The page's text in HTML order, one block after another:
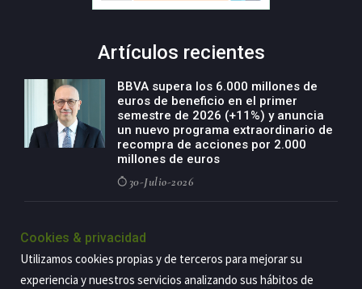
Artículos recientes
BBVA supera los 6.000 millones de
euros de beneficio en el primer
semestre de 2026 (+11%) y anuncia
un nuevo programa extraordinario de
recompra de acciones por 2.000
millones de euros
30-Julio-2026
negocio agro con un modelo global
países
Cookies & privacidad
Utilizamos cookies propias y de terceros para mejorar su
experiencia y nuestros servicios analizando sus hábitos de